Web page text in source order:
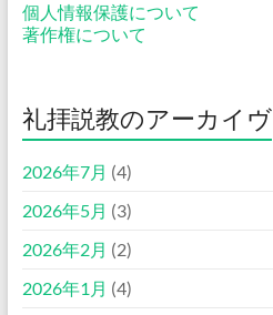
個人情報保護について
著作権について
礼拝説教のアーカイヴ
2026年7月 (4)
2026年5月 (3)
2026年2月 (2)
2026年1月 (4)